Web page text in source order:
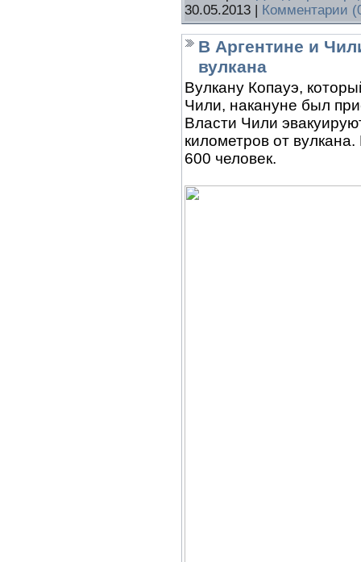
30.05.2013 | Комментарии
В Аргентине и
вулкана
Вулкану Копауэ,
Чили, накануне был
Власти Чили
километров от
600 человек.